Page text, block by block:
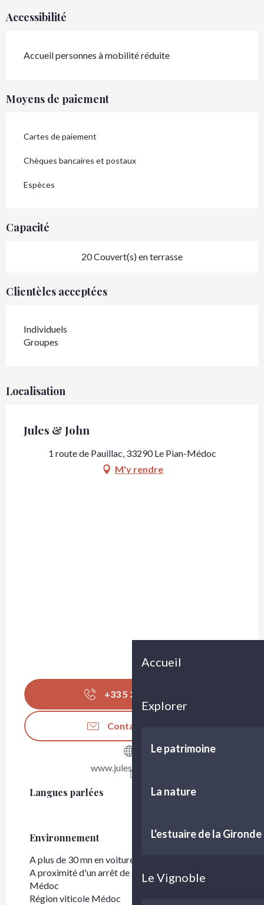
Accueil
Explorer
Le patrimoine
La nature
L'estuaire de la Gironde
Le Vignoble
Accessibilité
Accueil personnes à mobilité réduite
Moyens de paiement
Cartes de paiement
Chèques bancaires et postaux
Espèces
Capacité
20 Couvert(s) en terrasse
Clientèles acceptées
Individuels
Groupes
Localisation
Jules & John
1 route de Pauillac, 33290 Le Pian-Médoc
M'y rendre
+33 5 33 95 00
Contactez-nous
www.jules-et-john.fr
Langues parlées
Langues parlées
Environnement
Environnement
A plus de 30 mn en voiture depuis Bordeaux
A proximité d'un arrêt de bus
Médoc
Région viticole Médoc